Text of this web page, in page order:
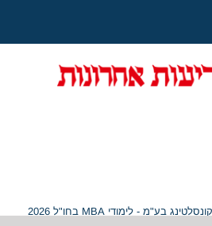
כל הזכויות שמורות לארינגו קונסלטינג בע"מ - לימודי MBA בחו"ל 2026